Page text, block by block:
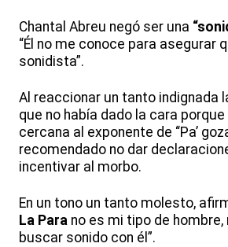
Chantal Abreu negó ser una
“Él no me conoce para asegurar
sonidista”.
Al reaccionar un tanto indignada
que no había dado la cara
cercana al exponente de “Pa’
recomendado no dar
incentivar al morbo.
En un tono un tanto molesto,
La Para no es mi tipo de
buscar sonido con él”.